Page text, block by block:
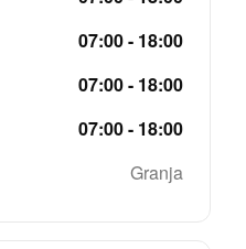
07:00 - 18:00
07:00 - 18:00
07:00 - 18:00
Granja